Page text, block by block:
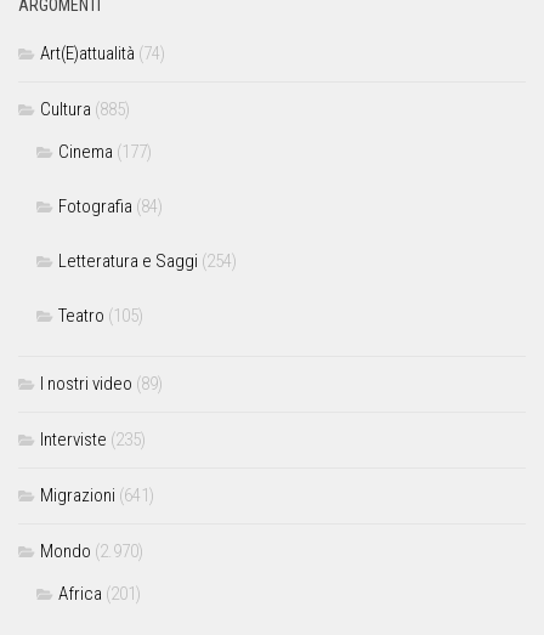
ARGOMENTI
Art(E)attualità (74)
Cultura (885)
Cinema (177)
Fotografia (84)
Letteratura e Saggi (254)
Teatro (105)
I nostri video (89)
Interviste (235)
Migrazioni (641)
Mondo (2.970)
Africa (201)